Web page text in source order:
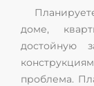
доме,
достойную
проблема.